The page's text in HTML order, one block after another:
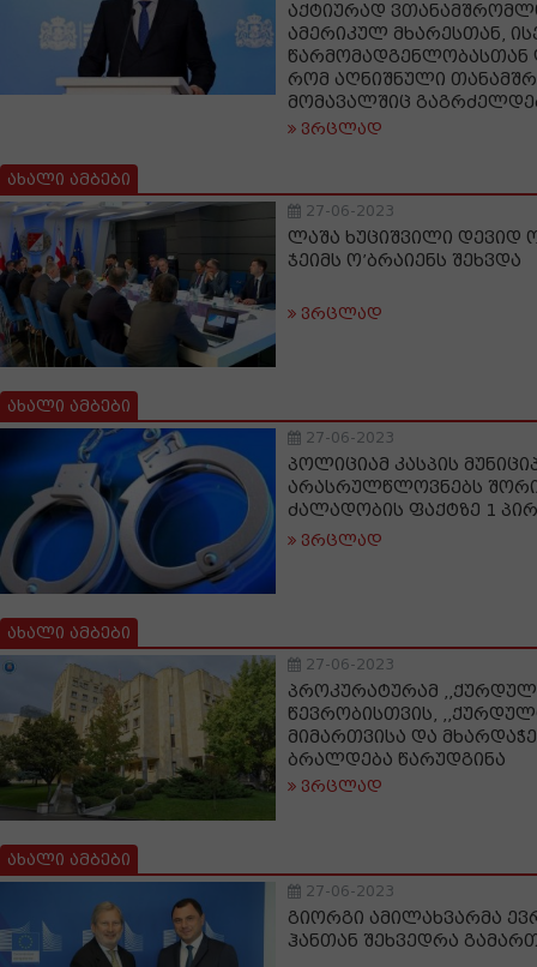
აქტიურად
ამერიკულ მხარესთან,
წარმომადგენლობასთან
რომ აღნიშნული
მომავალშიც
ვრცლად
ახალი ამბები
27-06-2023
ლაშა ხუციშვილი დევიდ
ჯეიმს ო’ბრაიენს შეხვდა
ვრცლად
ახალი ამბები
27-06-2023
პოლიციამ კასპის
არასრულწლოვნებს
ძალადობის ფაქტზე 1
ვრცლად
ახალი ამბები
27-06-2023
პროკურატურამ
წევრობისთვის,
მიმართვისა და
ბრალდება წარუდგინა
ვრცლად
ახალი ამბები
27-06-2023
გიორგი ამილახვარმა
ჰანთან შეხვედრა